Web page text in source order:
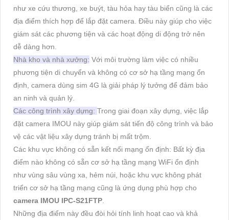
như xe cứu thương, xe buýt, tàu hỏa hay tàu biển cũng là các
địa điểm thích hợp để lắp đặt camera. Điều này giúp cho việc
giám sát các phương tiện và các hoạt động di động trở nên
dễ dàng hơn.
Nhà kho và nhà xưởng: Với môi trường làm việc có nhiều
phương tiện di chuyển và không có cơ sở hạ tầng mạng ổn
định, camera dùng sim 4G là giải pháp lý tưởng để đảm bảo
an ninh và quản lý.
Các công trình xây dựng: Trong giai đoạn xây dựng, việc lắp
đặt camera IMOU này giúp giám sát tiến độ công trình và bảo
vệ các vật liệu xây dựng tránh bị mất trộm.
Các khu vực không có sẵn kết nối mạng ổn định: Bất kỳ địa
điểm nào không có sẵn cơ sở hạ tầng mạng WiFi ổn định
như vùng sâu vùng xa, hẻm núi, hoặc khu vực không phát
triển cơ sở hạ tầng mạng cũng là ứng dụng phù hợp cho
camera IMOU IPC-S21FTP
Những địa điểm này đều đòi hỏi tính linh hoạt cao và khả